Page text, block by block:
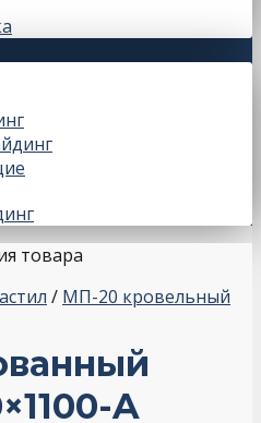
/ МП-20 кровельный
A